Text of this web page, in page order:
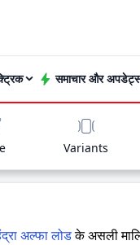
समाचार और
Variants
अल्फा लोडके असली